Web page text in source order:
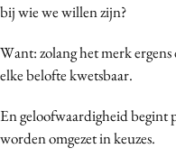
bij wie we willen zijn?
Want: zolang het merk
elke belofte kwetsbaar.
En geloofwaardigheid begint
worden omgezet in keuzes.